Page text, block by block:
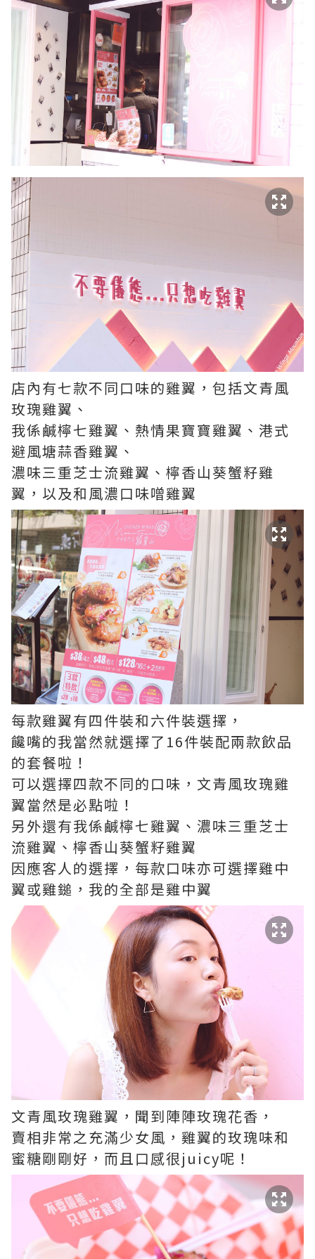
店內有七款不同口味的雞翼，包括文青風
玫瑰雞翼、
我係鹹檸七雞翼、熱情果寶寶雞翼、港式
避風塘蒜香雞翼、
濃味三重芝士流雞翼、檸香山葵蟹籽雞
翼，以及和風濃口味噌雞翼
每款雞翼有四件裝和六件裝選擇，
饞嘴的我當然就選擇了16件裝配兩款飲品
的套餐啦！
可以選擇四款不同的口味，文青風玫瑰雞
翼當然是必點啦！
另外還有我係鹹檸七雞翼、濃味三重芝士
流雞翼、檸香山葵蟹籽雞翼
因應客人的選擇，每款口味亦可選擇雞中
翼或雞鎚，我的全部是雞中翼
文青風玫瑰雞翼，聞到陣陣玫瑰花香，
賣相非常之充滿少女風，雞翼的玫瑰味和
蜜糖剛剛好，而且口感很juicy呢！